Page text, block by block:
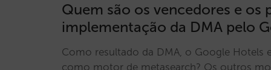
Quem são os vencedores e os
implementação da DMA pelo
Como resultado da DMA, o Google Hotels
como motor de metasearch? Os outros